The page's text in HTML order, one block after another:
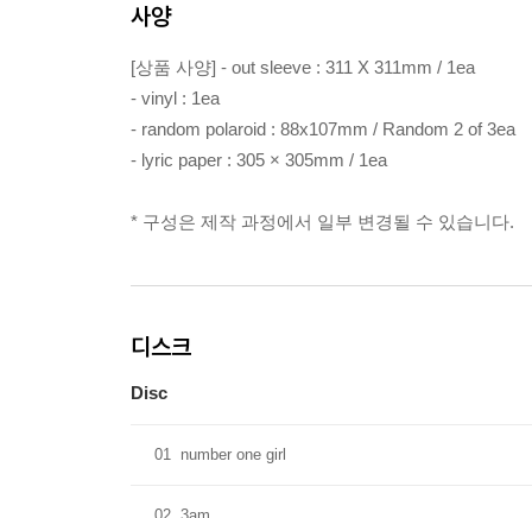
사양
[상품 사양] - out sleeve : 311 X 311mm / 1ea
- vinyl : 1ea
- random polaroid : 88x107mm / Random 2 of 3ea
- lyric paper : 305 × 305mm / 1ea
* 구성은 제작 과정에서 일부 변경될 수 있습니다.
디스크
Disc
01 number one girl